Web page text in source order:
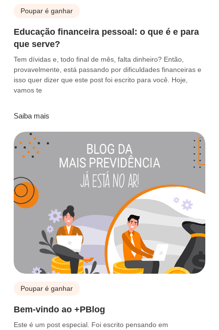
Poupar é ganhar
Educação financeira pessoal: o que é e para
que serve?
Tem dívidas e, todo final de mês, falta dinheiro? Então,
provavelmente, está passando por dificuldades financeiras e
isso quer dizer que este post foi escrito para você. Hoje,
vamos te
Saiba mais
Poupar é ganhar
Bem-vindo ao +PBlog
Este é um post especial. Foi escrito pensando em